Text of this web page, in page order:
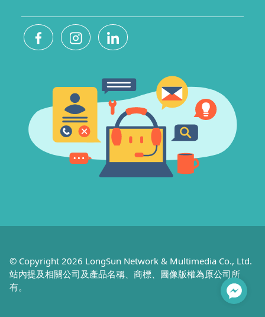
© Copyright 2026 LongSun Network & Multimedia Co., Ltd.
站內提及相關公司及產品名稱、商標、圖像版權為原公司所
有。